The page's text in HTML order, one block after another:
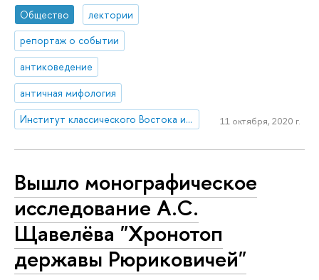
Общество
лектории
репортаж о событии
антиковедение
античная мифология
Институт классического Востока и античности
11 октября, 2020 г.
Вышло монографическое
исследование А.С.
Щавелёва "Хронотоп
державы Рюриковичей"